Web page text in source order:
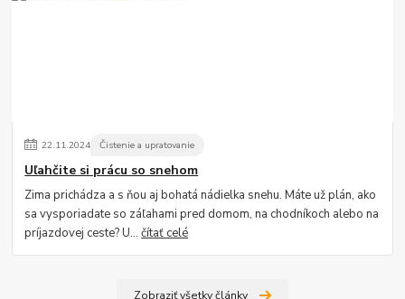
22.11.2024 Čistenie a upratovanie
Uľahčite si prácu so snehom
Zima prichádza a s ňou aj bohatá nádielka snehu. Máte už plán, ako
sa vysporiadate so záľahami pred domom, na chodníkoch alebo na
príjazdovej ceste? U...čítať celé
Zobraziť všetky články